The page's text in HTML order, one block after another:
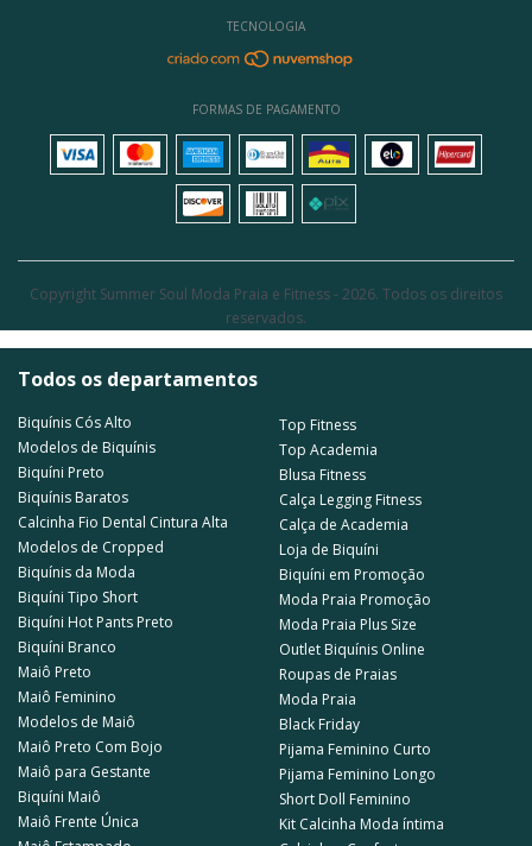
TECNOLOGIA
FORMAS DE PAGAMENTO
Copyright Summer Soul Moda Praia e Fitness - 2026. Todos os direitos
reservados.
Todos os departamentos
Biquínis Cós Alto
Modelos de Biquínis
Biquíni Preto
Biquínis Baratos
Calcinha Fio Dental Cintura Alta
Modelos de Cropped
Biquínis da Moda
Biquíni Tipo Short
Biquíni Hot Pants Preto
Biquíni Branco
Maiô Preto
Maiô Feminino
Modelos de Maiô
Maiô Preto Com Bojo
Maiô para Gestante
Biquíni Maiô
Maiô Frente Única
Top Fitness
Top Academia
Blusa Fitness
Calça Legging Fitness
Calça de Academia
Loja de Biquíni
Biquíni em Promoção
Moda Praia Promoção
Moda Praia Plus Size
Outlet Biquínis Online
Roupas de Praias
Moda Praia
Black Friday
Pijama Feminino Curto
Pijama Feminino Longo
Short Doll Feminino
Kit Calcinha Moda íntima